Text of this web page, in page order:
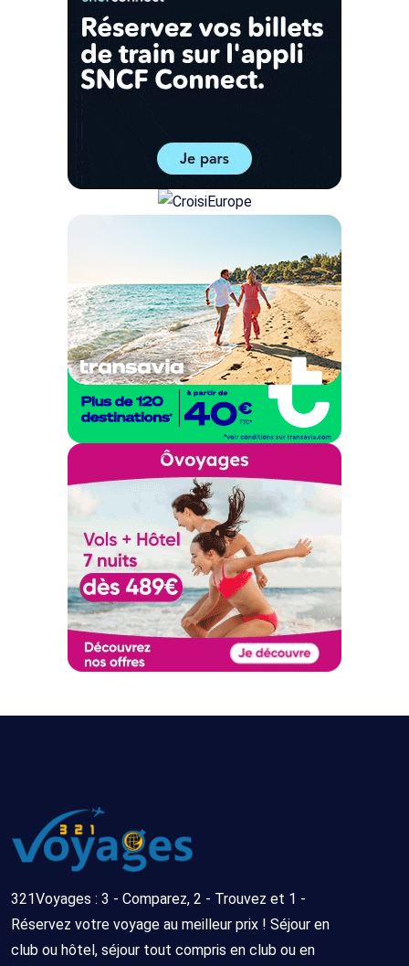
321Voyages : 3 - Comparez, 2 - Trouvez et 1 -
Réservez votre voyage au meilleur prix ! Séjour en
club ou hôtel, séjour tout compris en club ou en